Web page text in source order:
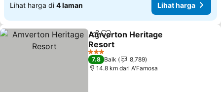
Lihat harga di 4 laman Lihat harga
KongsiTambah ke favorit
Amverton Heritage
Resort
Lihat harga
3 Bintang
7.8 Baik
8,789
14.8 km dari A'Famosa